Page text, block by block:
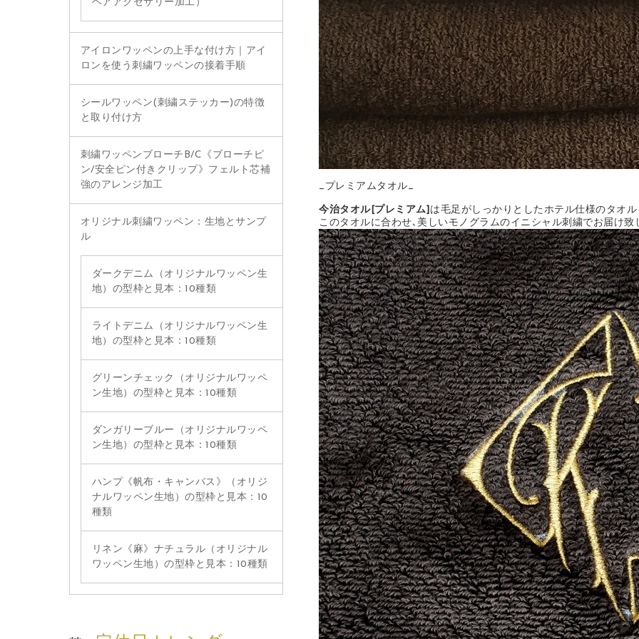
_プレミアムタオル_
今治タオル[プレミアム] は毛足がしっかりとしたホテル仕様のタオル
このタオルに合わせ､美しいモノグラムのイニシャル刺繍でお届け致
ヘアアクセサリー加工）
アイロンワッペンの上手な付け方｜アイ
ロンを使う刺繍ワッペンの接着手順
シールワッペン(刺繍ステッカー)の特徴
と取り付け方
刺繍ワッペンブローチB/C《ブローチピ
ン/安全ピン付きクリップ》フェルト芯補
強のアレンジ加工
オリジナル刺繍ワッペン：生地とサンプ
ル
ダークデニム（オリジナルワッペン生
地）の型枠と見本：10種類
ライトデニム（オリジナルワッペン生
地）の型枠と見本：10種類
グリーンチェック（オリジナルワッペ
ン生地）の型枠と見本：10種類
ダンガリーブルー（オリジナルワッペ
ン生地）の型枠と見本：10種類
ハンプ《帆布・キャンバス》（オリジ
ナルワッペン生地）の型枠と見本：10
種類
リネン《麻》ナチュラル（オリジナル
ワッペン生地）の型枠と見本：10種類